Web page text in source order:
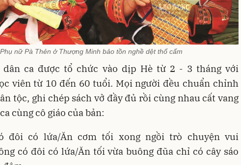
Phụ nữ Pà Thẻn ở Thượng Minh bảo tồn nghề dệt thổ cẩm
dân ca được tổ chức vào dịp Hè từ 2 - 3 tháng với
viên từ 10 đến 60 tuổi. Mọi người đều chuẩn chỉnh
tộc, ghi chép sách vở đầy đủ rồi cùng nhau cất vang
cùng cô giáo của bản:
đôi có lứa/Ăn cơm tối xong ngồi trò chuyện vui
có đôi có lứa/Ăn tối vừa buông đũa chỉ có cây sáo